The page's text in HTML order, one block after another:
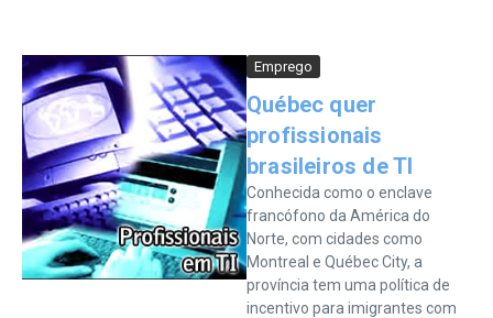
Emprego
Québec quer
profissionais
brasileiros de TI
Conhecida como o enclave
francófono da América do
Norte, com cidades como
Montreal e Québec City, a
província tem uma política de
incentivo para imigrantes com